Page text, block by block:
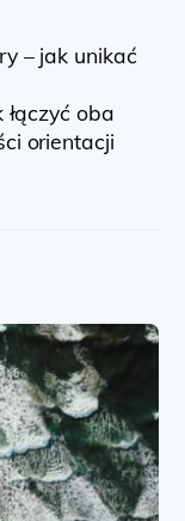
– jak unikać
oba
orientacji